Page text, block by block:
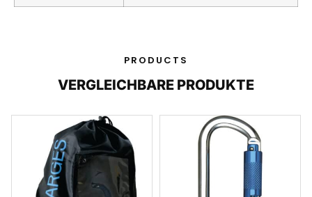
PRODUCTS
VERGLEICHBARE PRODUKTE